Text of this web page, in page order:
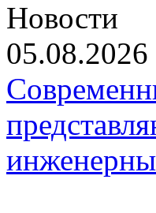
Новости
05.08.2026